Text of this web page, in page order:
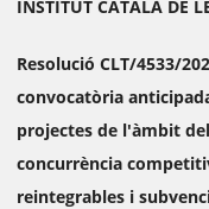
INSTITUT CATALÀ DE
Resolució CLT/4533/
convocatòria
projectes de l'àmbit
concurrència
reintegrables i